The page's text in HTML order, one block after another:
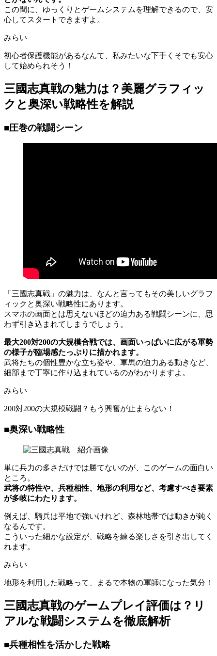
この間に、ゆっくりとゲームシステムを理解できるので、安
心してスタートできますよ。
みらい
初心者保護機能があるなんて、私みたいな下手くそでも安心
して始められそう！
三國志真戦の魅力は？美麗グラフィッ
クと奥深い戦略性を解説
■圧巻の戦闘シーン
「三國志真戦」の魅力は、なんと言ってもその美しいグラフ
ィックと奥深い戦略性にあります。
スマホの画面とは思えないほどの迫力ある戦闘シーンに、思
わず引き込まれてしまうでしょう。
最大200対200の大規模合戦では、画面いっぱいに広がる軍勢
の様子が臨場感たっぷりに描かれます。
武将たちの個性豊かな立ち姿や、軍馬の迫力ある動きなど、
細部まで丁寧に作り込まれているのがわかりますよ。
みらい
200対200の大規模戦闘？もう興奮が止まらない！
■奥深い戦略性
単に兵力の多さだけでは勝てないのが、このゲームの面白い
ところ。
武将の特性や、兵種相性、地形の利用など、考慮すべき要素
が多岐にわたります。
例えば、騎兵は平地で強いけれど、森林地帯では動きが鈍く
なるんです。
こういった細かな設定が、戦略を練る楽しさを引き出してく
れます。
みらい
地形を利用した戦略って、まるで本物の軍師になった気分！
三國志真戦のゲームプレイ評価は？リ
アルな戦闘システムを徹底解析
■兵種相性を活かした戦略